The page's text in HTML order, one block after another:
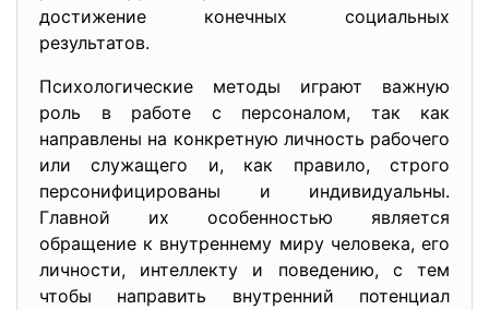
достижение конечных социальных
результатов.
Психологические методы играют важную
роль в работе с персоналом, так как
направлены на конкретную личность рабочего
или служащего и, как правило, строго
персонифицированы и индивидуальны.
Главной их особенностью является
обращение к внутреннему миру человека, его
личности, интеллекту и поведению, с тем
чтобы направить внутренний потенциал